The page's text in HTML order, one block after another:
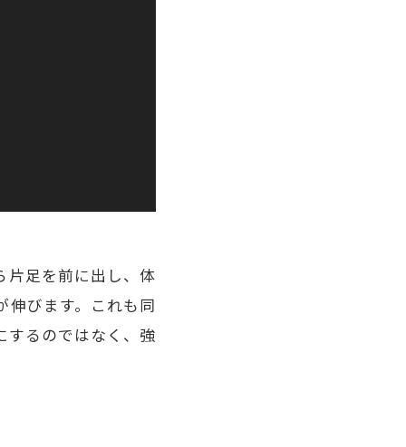
片足を前に出し、体
伸びます。これも同
するのではなく、強